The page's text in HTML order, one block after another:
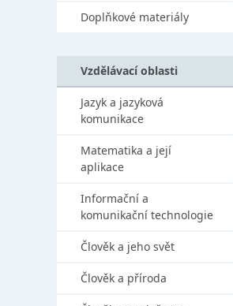
Doplňkové materiály
Vzdělávací oblasti
Jazyk a jazyková
komunikace
Matematika a její
aplikace
Informační a
komunikační technologie
Člověk a jeho svět
Člověk a příroda